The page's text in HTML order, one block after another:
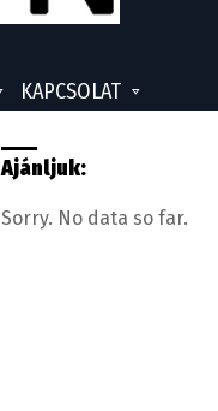
KAPCSOLAT
Ajánljuk:
Sorry. No data so far.